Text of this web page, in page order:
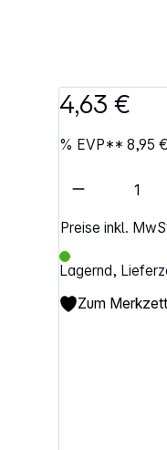
4,63 €
% EVP**8,95 €
Preise inkl.
Lagernd,
Artikel
Zum